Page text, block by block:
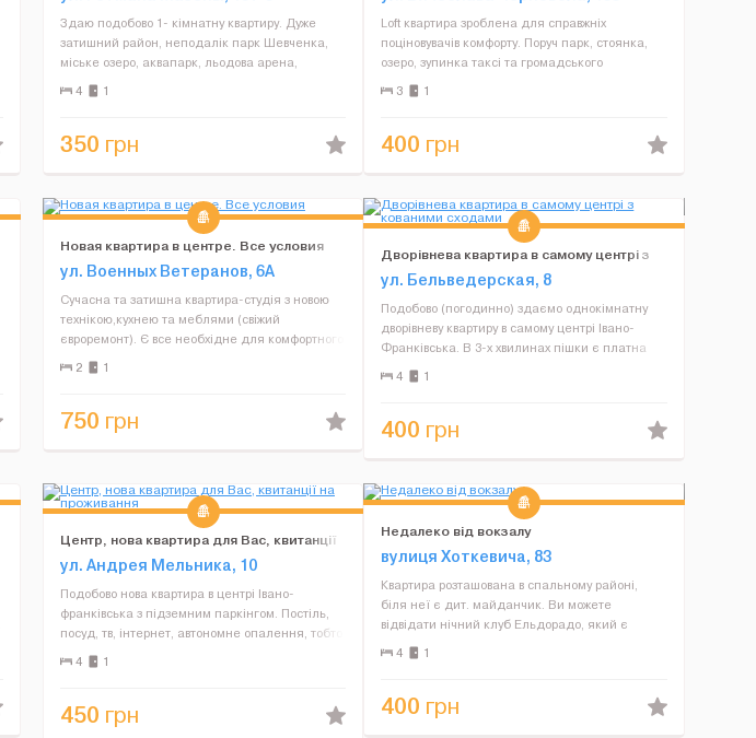
Здаю подобово 1- кімнатну квартиру. Дуже
затишний район, неподалік парк Шевченка,
міське озеро, аквапарк, льодова арена,
супермаркет "Сільпо". Гарний ремонт, техніка,
посуд постіль, бойлер, телевізор, праска, фен.
4 1
350 грн
Loft квартира зроблена для справжніх
поціновувачів комфорту. Поруч парк, стоянка,
озеро, зупинка таксі та громадського
транспорта, робимо документи для
відряджень. В квартирі є все необхідне для
3 1
400 грн
Новая квартира в центре. Все условия
ул. Военных Ветеранов, 6А
Сучасна та затишна квартира-студія з новою
технікою,кухнею та меблями (свіжий
євроремонт). Є все необхідне для комфортного
відпочику в центральній чаcтині міста (вікна
виходять у затишний двір). В квартирах є: WI-FI
2 1
750 грн
Дворівнева квартира в самому центрі з
кованими сходами
ул. Бельведерская, 8
Подобово (погодинно) здаємо однокімнатну
дворівневу квартиру в самому центрі Івано-
Франківська. В 3-х хвилинах пішки є платна
автостояка, та під будинком можна зилишати
машину безкоштовно. Рядом знаходяться
4 1
400 грн
Центр, нова квартира для Вас, квитанції
на проживання
ул. Андрея Мельника, 10
Подобово нова квартира в центрі Івано-
франківська з підземним паркінгом. Постіль,
посуд, тв, інтернет, автономне опалення, тобто
все необхідне для Вашого комфортного
проживання. Надаємо звітні документи, поруч
4 1
450 грн
Недалеко від вокзалу
вулиця Хоткевича, 83
Квартира розташована в спальному районі,
біля неї є дит. майданчик. Ви можете
відвідати нічний клуб Ельдорадо, який є
поруч. Крім того ви можете купити все
необхідне для приготування їжі в магазині
4 1
400 грн